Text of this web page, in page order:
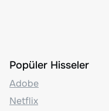
Popüler Hisseler
Adobe
Netflix